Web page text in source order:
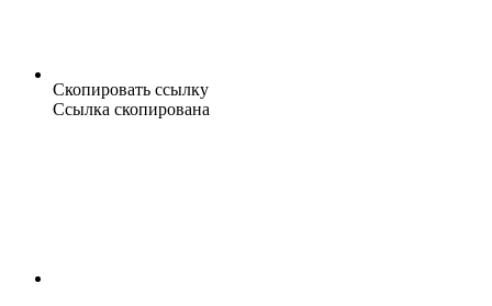
Скопировать ссылку
Ссылка скопирована